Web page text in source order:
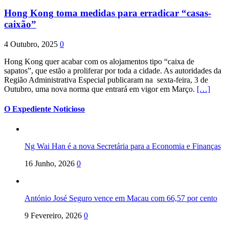
Hong Kong toma medidas para erradicar “casas-
caixão”
4 Outubro, 2025 0
Hong Kong quer acabar com os alojamentos tipo “caixa de
sapatos”, que estão a proliferar por toda a cidade. As autoridades da
Região Administrativa Especial publicaram na sexta-feira, 3 de
Outubro, uma nova norma que entrará em vigor em Março. […]
O Expediente Noticioso
Ng Wai Han é a nova Secretária para a Economia e Finanças
16 Junho, 2026 0
António José Seguro vence em Macau com 66,57 por cento
9 Fevereiro, 2026 0